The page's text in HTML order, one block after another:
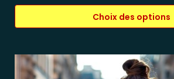
Choix des options